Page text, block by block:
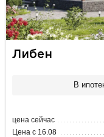
Либен
В
цена сейчас
Цена с 16.08